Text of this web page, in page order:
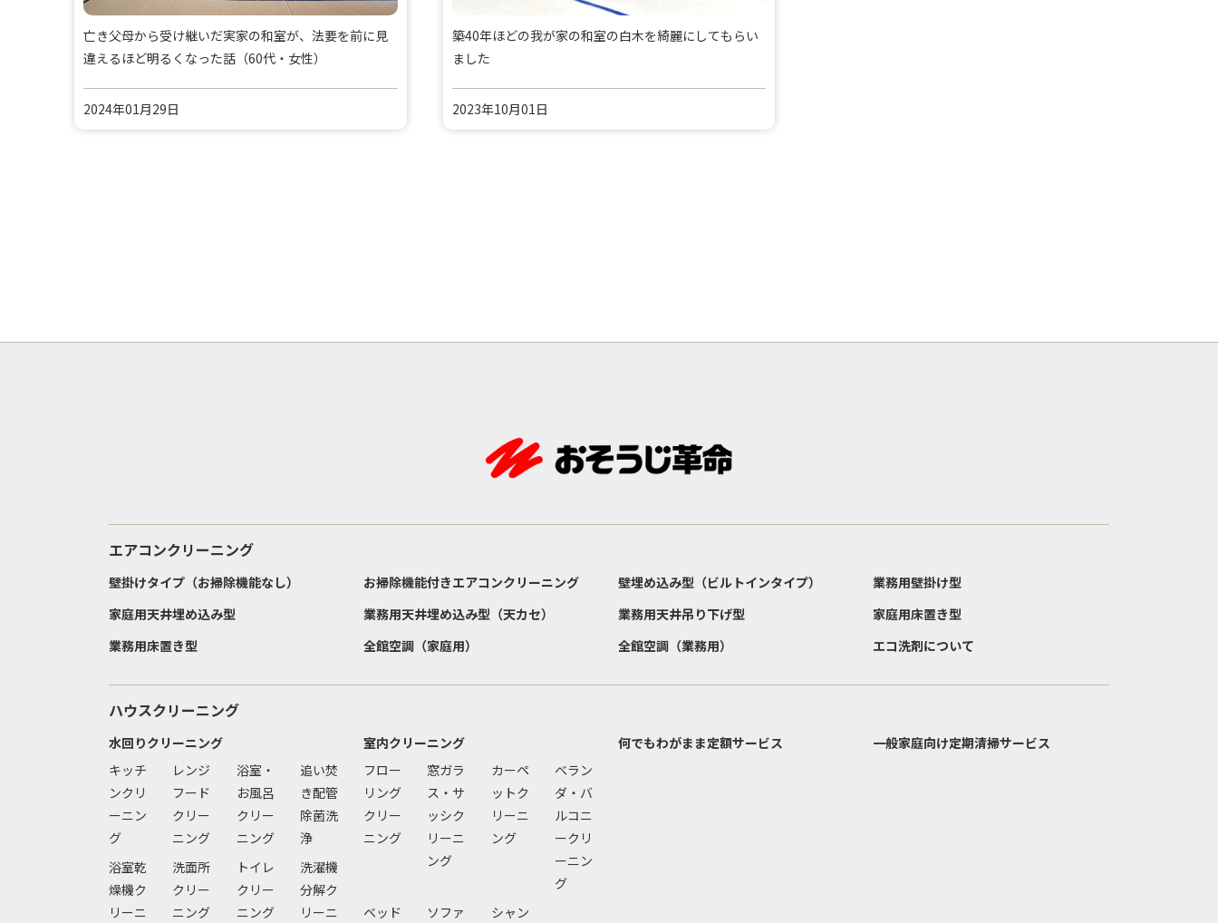
亡き父母から受け継いだ実家の和室が、法要を前に見
違えるほど明るくなった話（60代・女性）
2024年01月29日
築40年ほどの我が家の和室の白木を綺麗にしてもらい
ました
2023年10月01日
エアコンクリーニング
壁掛けタイプ（お掃除機能なし） お掃除機能付きエアコンクリーニング 壁埋め込み型（ビルトインタイプ）
業務用壁掛け型
家庭用天井埋め込み型
業務用天井埋め込み型（天カセ） 業務用天井吊り下げ型
家庭用床置き型
業務用床置き型
全館空調（家庭用） 全館空調（業務用） エコ洗剤について
ハウスクリーニング
水回りクリーニング
キッチ
ンクリ
ーニン
グ
レンジ
フード
クリー
ニング
浴室・
お風呂
クリー
ニング
追い焚
き配管
除菌洗
浄
浴室乾
燥機ク
リーニ
洗面所
クリー
ニング
トイレ
クリー
ニング
洗濯機
分解ク
リーニ
室内クリーニング
フロー
リング
クリー
ニング
窓ガラ
ス・サ
ッシク
リーニ
ング
カーペ
ットク
リーニ
ング
ベラン
ダ・バ
ルコニ
ークリ
ーニン
グ
ベッド
ソファ
シャン
何でもわがまま定額サービス 一般家庭向け定期清掃サービス